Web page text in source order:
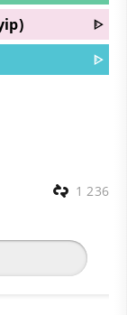
ᐈ
ᐈ
1 236